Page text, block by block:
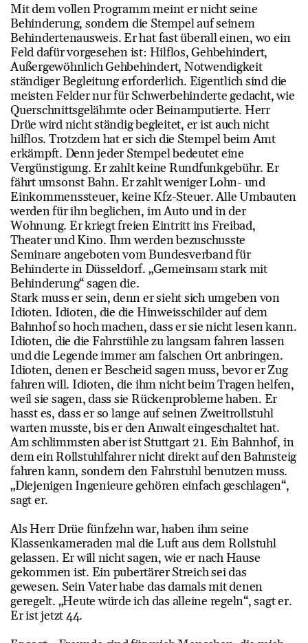
Mit dem vollen Programm meint er nicht seine
Behinderung, sondern die Stempel auf seinem
Behindertenausweis. Er hat fast überall einen, wo ein
Feld dafür vorgesehen ist: Hilflos, Gehbehindert,
Außergewöhnlich Gehbehindert, Notwendigkeit
ständiger Begleitung erforderlich. Eigentlich sind die
meisten Felder nur für Schwerbehinderte gedacht, wie
Querschnittsgelähmte oder Beinamputierte. Herr
Drüe wird nicht ständig begleitet, er ist auch nicht
hilflos. Trotzdem hat er sich die Stempel beim Amt
erkämpft. Denn jeder Stempel bedeutet eine
Vergünstigung. Er zahlt keine Rundfunkgebühr. Er
fährt umsonst Bahn. Er zahlt weniger Lohn- und
Einkommenssteuer, keine Kfz-Steuer. Alle Umbauten
werden für ihn beglichen, im Auto und in der
Wohnung. Er kriegt freien Eintritt ins Freibad,
Theater und Kino. Ihm werden bezuschusste
Seminare angeboten vom Bundesverband für
Behinderte in Düsseldorf. „Gemeinsam stark mit
Behinderung“ sagen die.
Stark muss er sein, denn er sieht sich umgeben von
Idioten. Idioten, die die Hinweisschilder auf dem
Bahnhof so hoch machen, dass er sie nicht lesen kann.
Idioten, die die Fahrstühle zu langsam fahren lassen
und die Legende immer am falschen Ort anbringen.
Idioten, denen er Bescheid sagen muss, bevor er Zug
fahren will. Idioten, die ihm nicht beim Tragen helfen,
weil sie sagen, dass sie Rückenprobleme haben. Er
hasst es, dass er so lange auf seinen Zweitrollstuhl
warten musste, bis er den Anwalt eingeschaltet hat.
Am schlimmsten aber ist Stuttgart 21. Ein Bahnhof, in
dem ein Rollstuhlfahrer nicht direkt auf den Bahnsteig
fahren kann, sondern den Fahrstuhl benutzen muss.
„Diejenigen Ingenieure gehören einfach geschlagen“,
sagt er.
Als Herr Drüe fünfzehn war, haben ihm seine
Klassenkameraden mal die Luft aus dem Rollstuhl
gelassen. Er will nicht sagen, wie er nach Hause
gekommen ist. Ein pubertärer Streich sei das
gewesen. Sein Vater habe das damals mit denen
geregelt. „Heute würde ich das alleine regeln“, sagt er.
Er ist jetzt 44.